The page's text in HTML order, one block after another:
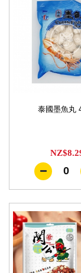
泰國墨魚丸
0